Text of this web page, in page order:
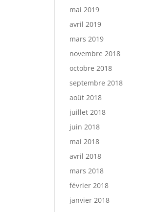
mai 2019
avril 2019
mars 2019
novembre 2018
octobre 2018
septembre 2018
août 2018
juillet 2018
juin 2018
mai 2018
avril 2018
mars 2018
février 2018
janvier 2018